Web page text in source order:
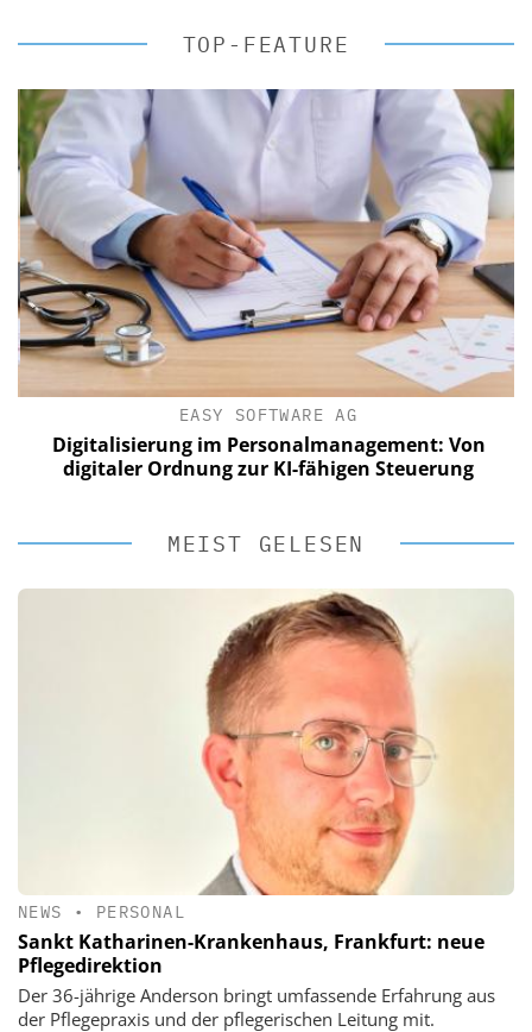
TOP-FEATURE
EASY SOFTWARE AG
Digitalisierung im Personalmanagement: Von
digitaler Ordnung zur KI-fähigen Steuerung
MEIST GELESEN
NEWS • PERSONAL
Sankt Katharinen-Krankenhaus, Frankfurt: neue
Pflegedirektion
Der 36-jährige Anderson bringt umfassende Erfahrung aus
der Pflegepraxis und der pflegerischen Leitung mit.